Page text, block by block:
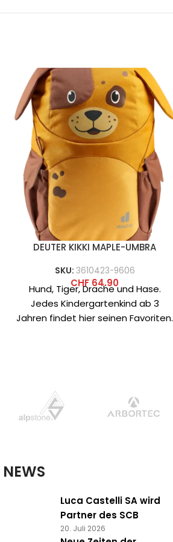
DEUTER KIKKI MAPLE-UMBRA
SKU: 3610423-9606
CHF 64.90
Hund, Tiger, Drache und Hase.
Jedes Kindergartenkind ab 3
Jahren findet hier seinen Favoriten.
NEWS
Luca Castelli SA wird
Partner des SCB
20. Juli 2026